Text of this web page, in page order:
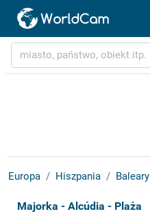
Europa Hiszpania Baleary
Majorka - Alcúdia - Plaża